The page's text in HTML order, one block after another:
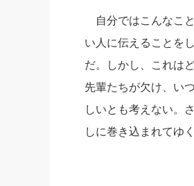
自分ではこんなこ
い人に伝えることを
だ。しかし、これは
先輩たちが欠け、い
しいとも考えない。
しに巻き込まれてゆく